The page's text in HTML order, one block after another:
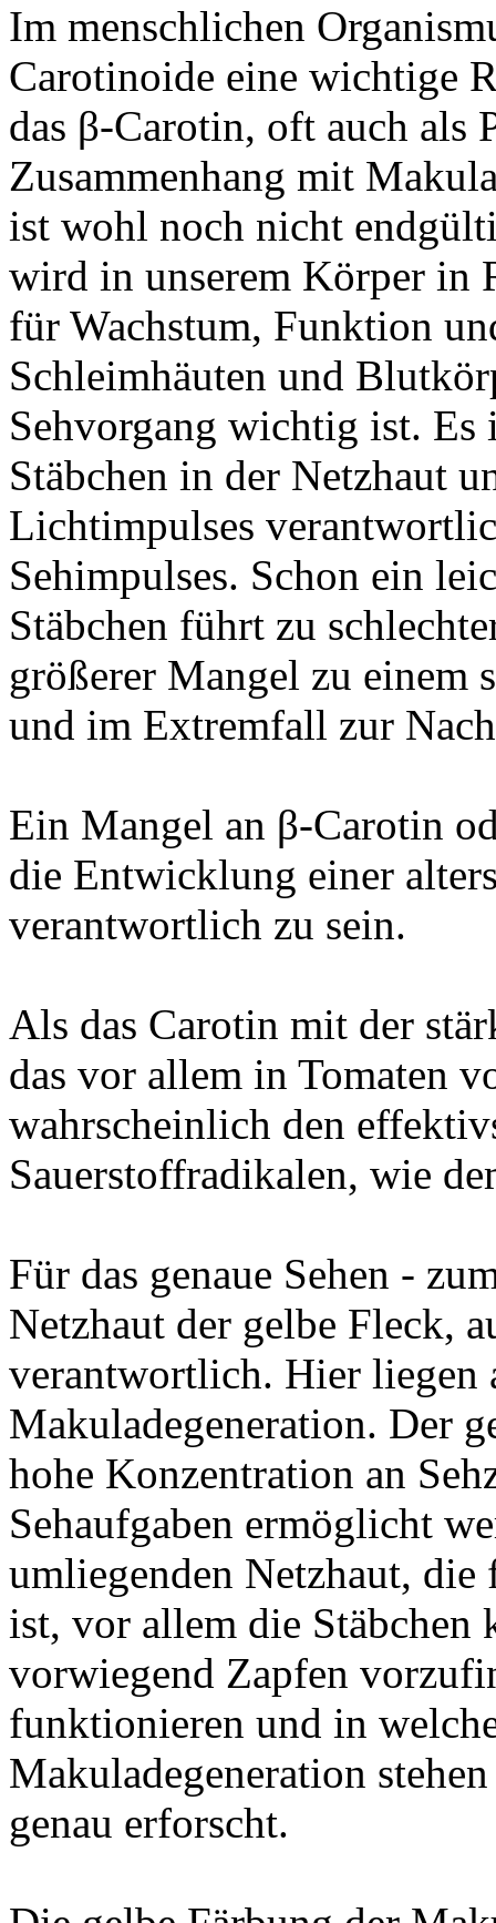
Im menschlichen
Carotinoide eine wichtige
das β-Carotin, oft auch als
Zusammenhang mit
ist wohl noch nicht
wird in unserem Körper in
für Wachstum, Funktion
Schleimhäuten und
Sehvorgang wichtig ist.
Stäbchen in der Netzhaut
Lichtimpulses
Sehimpulses. Schon ein
Stäbchen führt zu
größerer Mangel zu einem
und im Extremfall zur
Ein Mangel an β-Carotin
die Entwicklung einer
verantwortlich zu sein.
Als das Carotin mit der
das vor allem in Tomaten
wahrscheinlich den
Sauerstoffradikalen, wie
Für das genaue Sehen -
Netzhaut der gelbe Fleck,
verantwortlich. Hier liegen
Makuladegeneration. Der
hohe Konzentration an
Sehaufgaben ermöglicht
umliegenden Netzhaut,
ist, vor allem die
vorwiegend Zapfen
funktionieren und in
Makuladegeneration
genau erforscht.